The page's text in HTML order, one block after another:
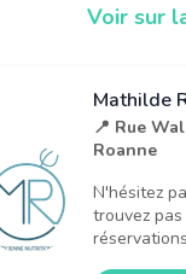
Voir sur
Mathilde
📍 Rue
Roanne
N'hésitez
trouvez